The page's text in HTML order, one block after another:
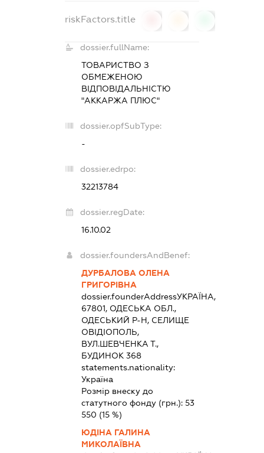
riskFactors.title
dossier.fullName:
ТОВАРИСТВО З
ОБМЕЖЕНОЮ
ВІДПОВІДАЛЬНІСТЮ
"АККАРЖА ПЛЮС"
dossier.opfSubType:
-
dossier.edrpo:
32213784
dossier.regDate:
16.10.02
dossier.foundersAndBenef:
ДУРБАЛОВА ОЛЕНА
ГРИГОРІВНА
dossier.founderAddressУКРАЇНА,
67801, ОДЕСЬКА ОБЛ.,
ОДЕСЬКИЙ Р-Н, СЕЛИЩЕ
ОВІДІОПОЛЬ,
ВУЛ.ШЕВЧЕНКА Т.,
БУДИНОК 368
statements.nationality:
Україна
Розмір внеску до
статутного фонду (грн.):53
550 (15 %)
ЮДІНА ГАЛИНА
МИКОЛАЇВНА